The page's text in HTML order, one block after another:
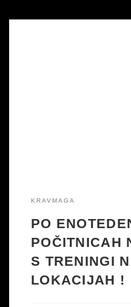
KRAVMAGA
PO
POČITNICAH
S TRENINGI
LOKACIJAH !